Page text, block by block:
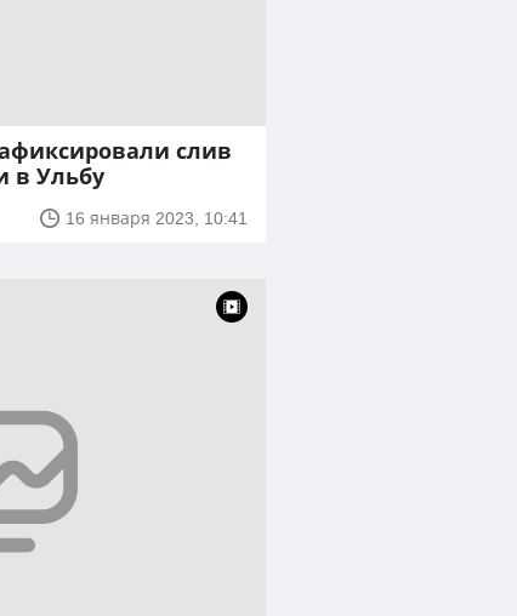
слив
в Ульбу
16 января 2023, 10:41